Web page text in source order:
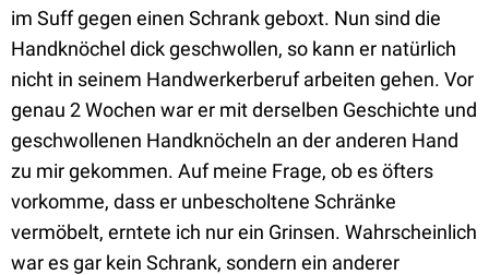
im Suff gegen einen Schrank geboxt. Nun sind die
Handknöchel dick geschwollen, so kann er natürlich
nicht in seinem Handwerkerberuf arbeiten gehen. Vor
genau 2 Wochen war er mit derselben Geschichte und
geschwollenen Handknöcheln an der anderen Hand
zu mir gekommen. Auf meine Frage, ob es öfters
vorkomme, dass er unbescholtene Schränke
vermöbelt, erntete ich nur ein Grinsen. Wahrscheinlich
war es gar kein Schrank, sondern ein anderer